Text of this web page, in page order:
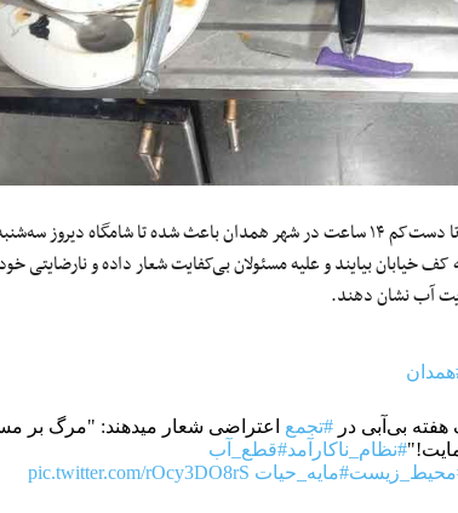
قطع پنج‌ روزه آب و جیره‌بندی‌هایی تا دست‌کم ۱۴ ساعت در شهر همدان باعث شده تا
خیابان بیایند و علیه مسئولان بی‌کفایت شعار داده و نارضایتی خود
آب نشان دهند.
بی‌آبی در #تجمع اعتراضی شعار میدهند: "مرگ بر
#نظام_ناکارآمد#قطع_آب
#مایه_حیات pic.twitter.com/rOcy3DO8rS